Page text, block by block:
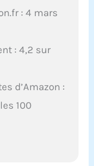
: 4 mars
: 4,2 sur
d’Amazon :
100